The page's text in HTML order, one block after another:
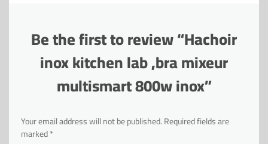
Be the first to review “Hachoir
inox kitchen lab ,bra mixeur
multismart 800w inox”
Your email address will not be published.Required fields are
marked*